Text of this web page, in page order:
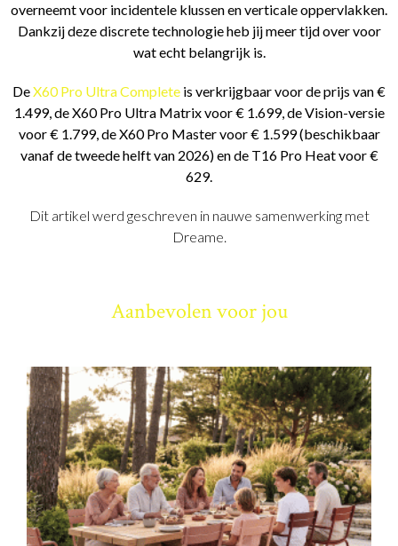
overneemt voor incidentele klussen en verticale oppervlakken.
Dankzij deze discrete technologie heb jij meer tijd over voor
wat echt belangrijk is.
DeX60 Pro Ultra Complete is verkrijgbaar voor de prijs van €
1.499, de X60 Pro Ultra Matrix voor € 1.699, de Vision-versie
voor € 1.799, de X60 Pro Master voor € 1.599 (beschikbaar
vanaf de tweede helft van 2026) en de T16 Pro Heat voor €
629.
Dit artikel werd geschreven in nauwe samenwerking met
Dreame.
Aanbevolen voor jou